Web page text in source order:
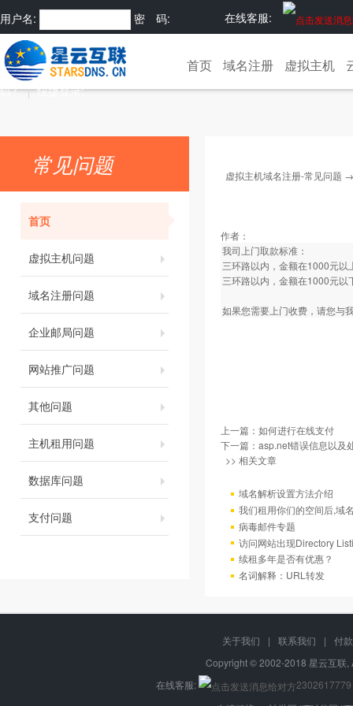
在线客服:
用户名: 密 码:
码? 快捷登录:
首页 域名注册 虚拟主机
常见问题
首页
虚拟主机问题
域名注册问题
企业邮局问题
网站推广问题
其他问题
主机租用问题
数据库问题
支付问题
虚拟主机域名注册-常见问题
作者：
我司上门取款标准：
三环路以内，金额在1000元以
三环路以内，金额在1000元以
如果您需要上门收费，请您与
上一篇： 如何进行在线支付
下一篇： asp.net错误信息以及
>> 相关文章
域名解析设置方法介绍
我们租用你们的空间后,域
病毒邮件专题
访问网站出现Directory
续租多年是否有优惠？
名词解释：URL转发
关于我们 | 联系我们 |
付
Copyright © 2002-2018 星云互
在线客服:
2302617779